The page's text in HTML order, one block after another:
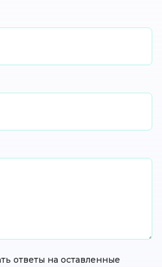
ответы на оставленные